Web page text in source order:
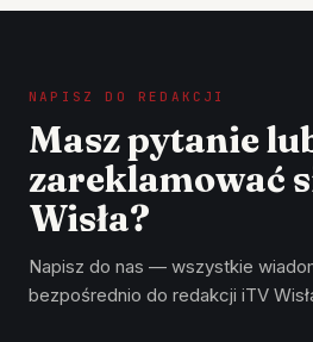
NAPISZ DO REDAKCJI
Masz pytanie
zareklamować
Wisła?
Napisz do nas — wszystkie
bezpośrednio do redakcji iTV